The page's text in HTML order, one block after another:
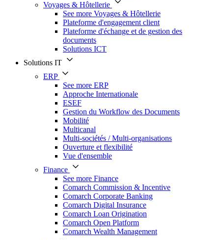
Voyages & Hôtellerie
See more Voyages & Hôtellerie
Plateforme d'engagement client
Plateforme d'échange et de gestion des
documents
Solutions ICT
Solutions IT
ERP
See more ERP
Approche Internationale
ESEF
Gestion du Workflow des Documents
Mobilité
Multicanal
Multi-sociétés / Multi-organisations
Ouverture et flexibilité
Vue d'ensemble
Finance
See more Finance
Comarch Commission & Incentive
Comarch Corporate Banking
Comarch Digital Insurance
Comarch Loan Origination
Comarch Open Platform
Comarch Wealth Management